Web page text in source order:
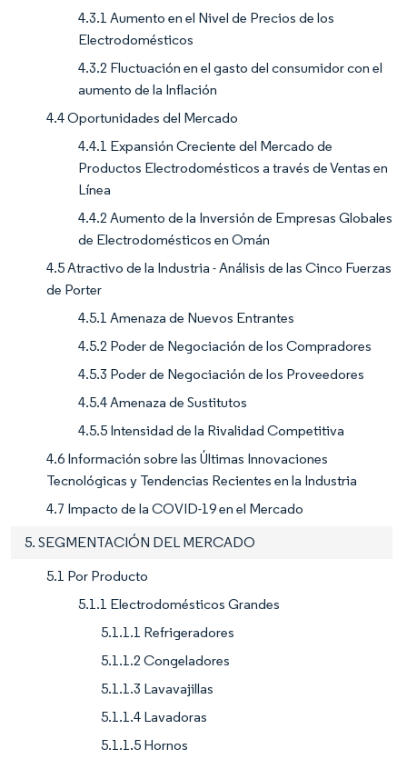
4.3.1 Aumento en el Nivel de Precios de los
Electrodomésticos
4.3.2 Fluctuación en el gasto del consumidor con el
aumento de la Inflación
4.4 Oportunidades del Mercado
4.4.1 Expansión Creciente del Mercado de
Productos Electrodomésticos a través de Ventas en
Línea
4.4.2 Aumento de la Inversión de Empresas Globales
de Electrodomésticos en Omán
4.5 Atractivo de la Industria - Análisis de las Cinco Fuerzas
de Porter
4.5.1 Amenaza de Nuevos Entrantes
4.5.2 Poder de Negociación de los Compradores
4.5.3 Poder de Negociación de los Proveedores
4.5.4 Amenaza de Sustitutos
4.5.5 Intensidad de la Rivalidad Competitiva
4.6 Información sobre las Últimas Innovaciones
Tecnológicas y Tendencias Recientes en la Industria
4.7 Impacto de la COVID-19 en el Mercado
5. SEGMENTACIÓN DEL MERCADO
5.1 Por Producto
5.1.1 Electrodomésticos Grandes
5.1.1.1 Refrigeradores
5.1.1.2 Congeladores
5.1.1.3 Lavavajillas
5.1.1.4 Lavadoras
5.1.1.5 Hornos